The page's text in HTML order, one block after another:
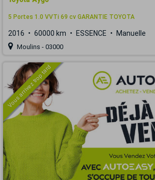
5 Portes 1.0 VVTi 69 cv GARANTIE TOYOTA
2016 60000 km ESSENCE Manuelle
Moulins - 03000
Vous arrivez trop tard